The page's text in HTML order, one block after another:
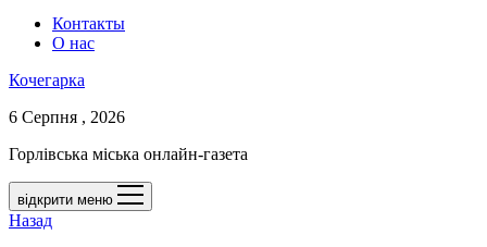
Контакты
О нас
Кочегарка
6 Серпня , 2026
Горлівська міська онлайн-газета
відкрити меню
Назад